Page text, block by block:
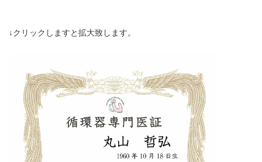
↓クリックしますと拡大致します。